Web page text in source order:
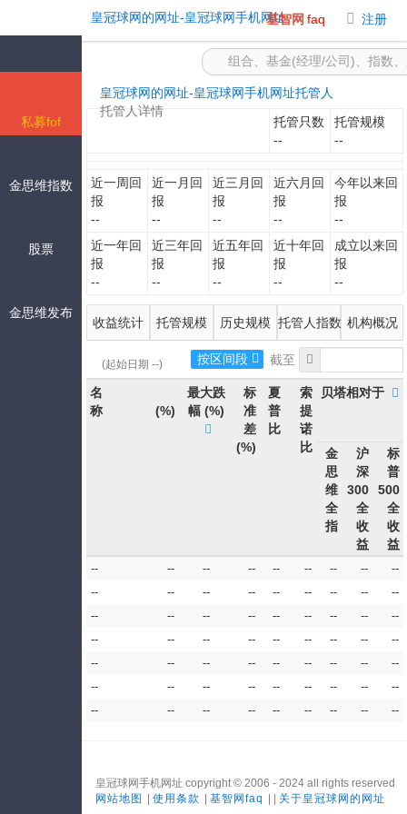
-皇冠球网的网址
私募fof
金思维指数
股票
金思维发布
皇冠球网的网址-皇冠球网手机网址基智网 faq 注册
皇冠球网的网址-皇冠球网手机网址托管人
托管人详情
托管只数
--
托管规模
--
近一周回
报
--
近一月回
报
--
近三月回
报
--
近六月回
报
--
今年以来回
报
--
近一年回
报
--
近三年回
报
--
近五年回
报
--
近十年回
报
--
成立以来回
报
--
收益统计 托管规模 历史规模 托管人指数 机构概况
(起始日期 --) 按区间段
名
称
(%)
最大跌
幅(%)
标
准
差
(%)
夏
普
比
索
提
诺
比
贝塔相对于
金
思
维
全
指
沪
深
300
全
收
益
标
普
500
全
收
益
-- -- -- -- -- -- -- --
--
--
-- -- -- -- -- -- --
--
--
-- -- -- -- -- -- --
--
--
-- -- -- -- -- -- --
--
--
-- -- -- -- -- -- --
--
--
-- -- -- -- -- -- --
--
--
-- -- -- -- -- -- -- --
皇冠球网手机网址 copyright © 2006 - 2024 all rights reserved
网站地图
使用条款 基智网faq 关于皇冠球网的网址